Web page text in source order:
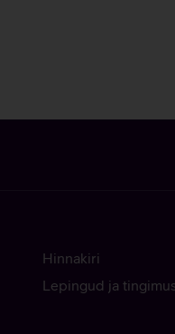
Hinnakiri
Lepingud ja